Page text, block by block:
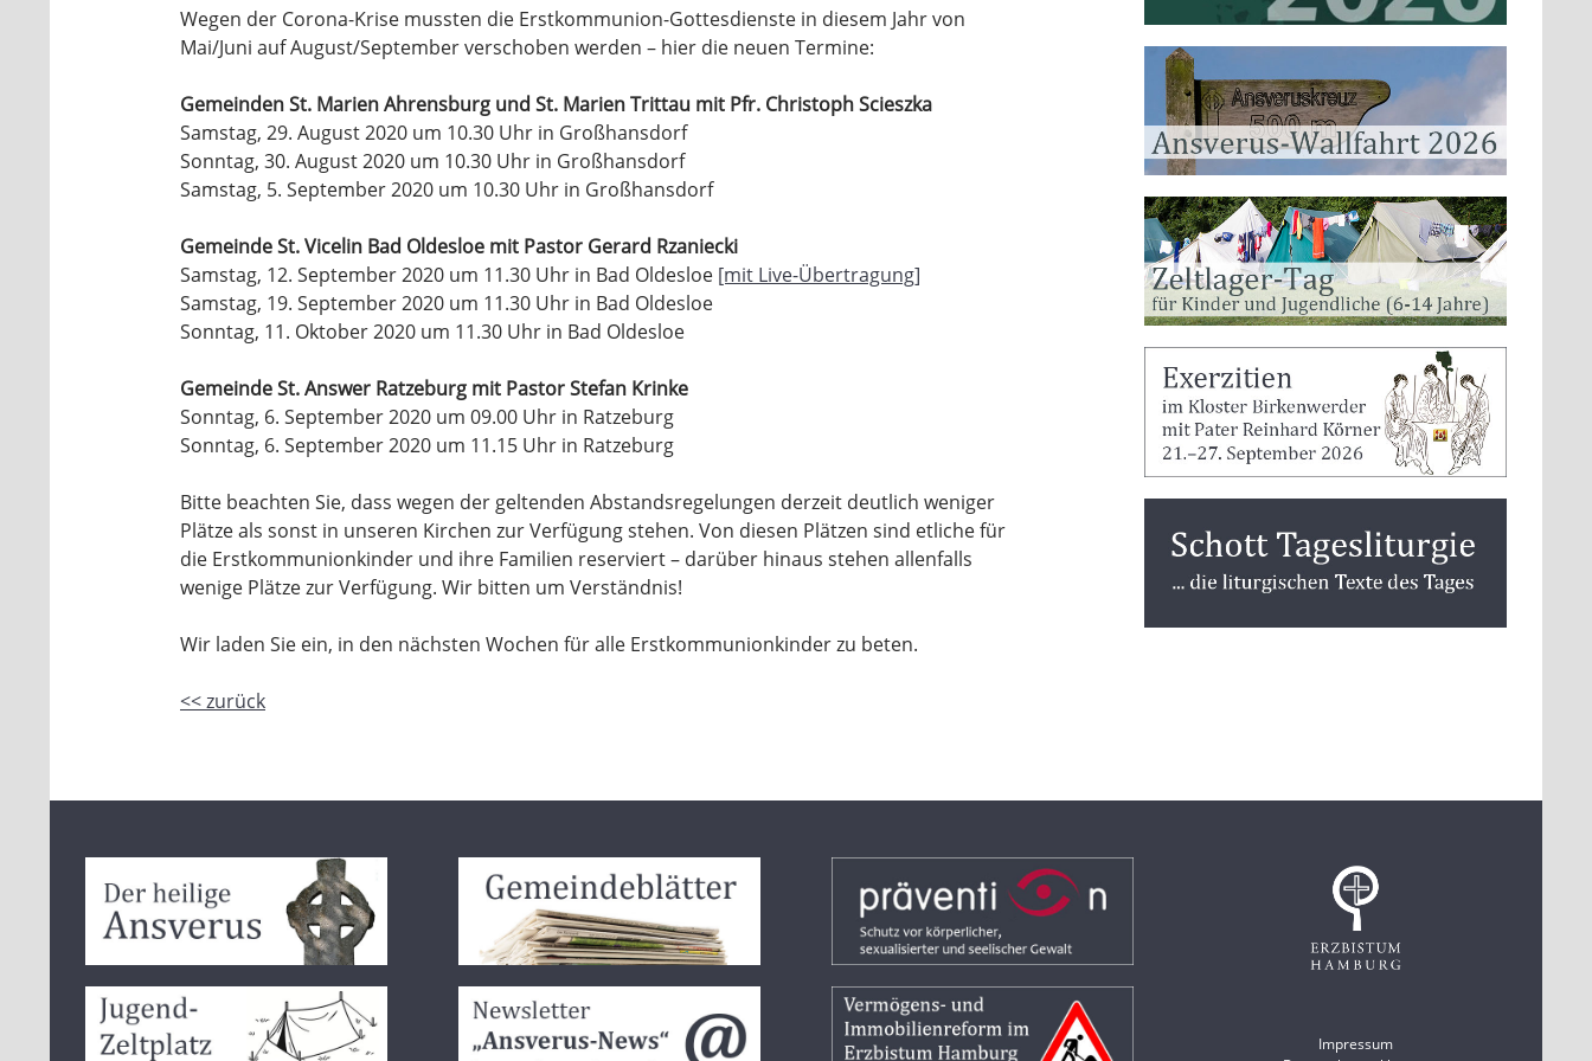
Wegen der Corona-Krise mussten die Erstkommunion-Gottesdienste in diesem Jahr von
Mai/Juni auf August/September verschoben werden – hier die neuen Termine:
Gemeinden St. Marien Ahrensburg und St. Marien Trittau mit Pfr. Christoph Scieszka
Samstag, 29. August 2020 um 10.30 Uhr in Großhansdorf
Sonntag, 30. August 2020 um 10.30 Uhr in Großhansdorf
Samstag, 5. September 2020 um 10.30 Uhr in Großhansdorf
Gemeinde St. Vicelin Bad Oldesloe mit Pastor Gerard Rzaniecki
Samstag, 12. September 2020 um 11.30 Uhr in Bad Oldesloe [mit Live-Übertragung]
Samstag, 19. September 2020 um 11.30 Uhr in Bad Oldesloe
Sonntag, 11. Oktober 2020 um 11.30 Uhr in Bad Oldesloe
Gemeinde St. Answer Ratzeburg mit Pastor Stefan Krinke
Sonntag, 6. September 2020 um 09.00 Uhr in Ratzeburg
Sonntag, 6. September 2020 um 11.15 Uhr in Ratzeburg
Bitte beachten Sie, dass wegen der geltenden Abstandsregelungen derzeit deutlich weniger
Plätze als sonst in unseren Kirchen zur Verfügung stehen. Von diesen Plätzen sind etliche für
die Erstkommunionkinder und ihre Familien reserviert – darüber hinaus stehen allenfalls
wenige Plätze zur Verfügung. Wir bitten um Verständnis!
Wir laden Sie ein, in den nächsten Wochen für alle Erstkommunionkinder zu beten.
<< zurück
Impressum